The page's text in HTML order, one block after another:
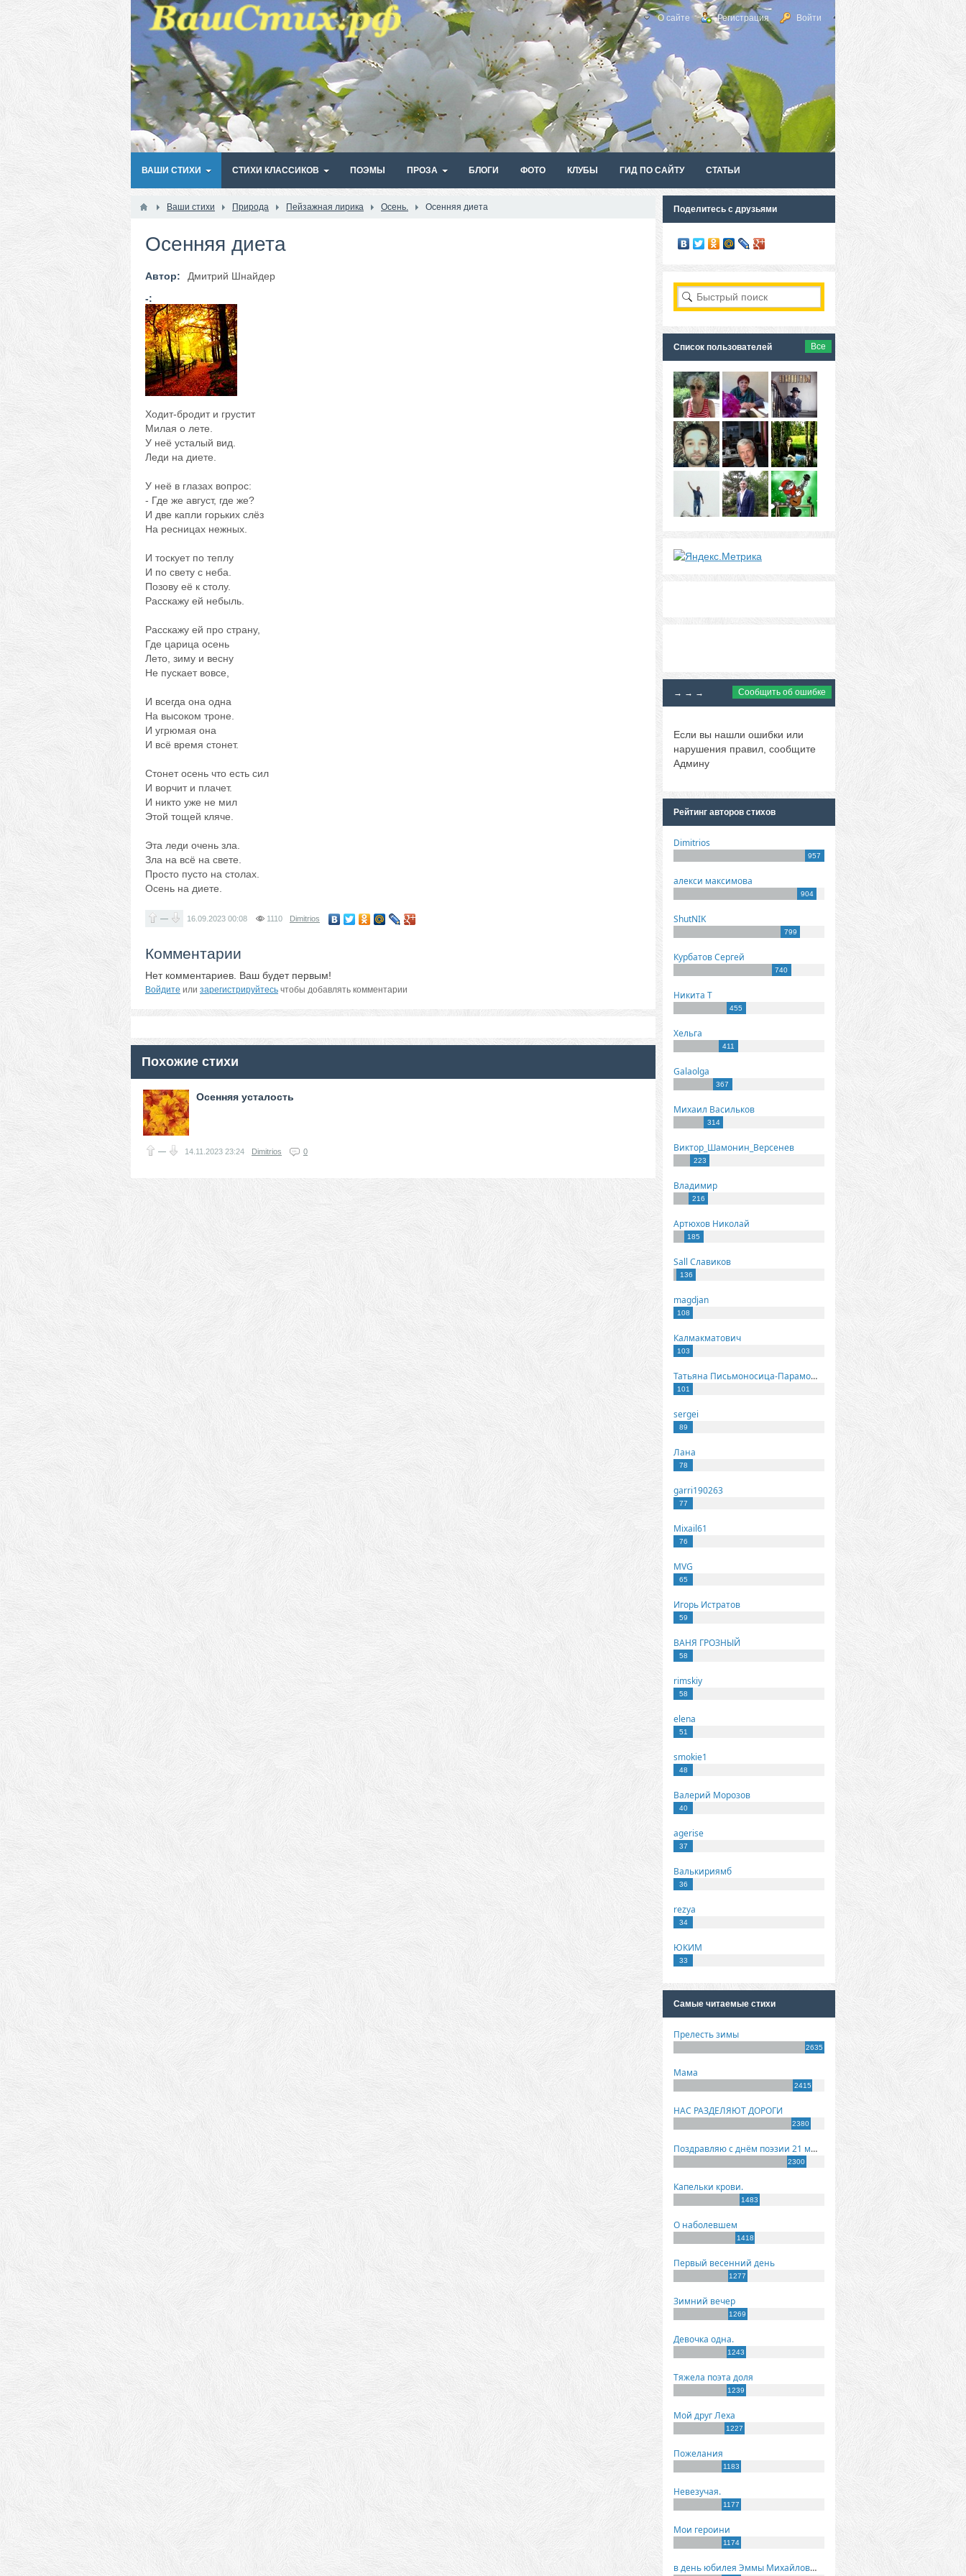
О сайте Регистрация Войти
ВАШИ СТИХИ СТИХИ КЛАССИКОВ ПОЭМЫ ПРОЗА БЛОГИ ФОТО КЛУБЫ ГИД ПО САЙТУ СТАТЬИ
Ваши стихи Природа Пейзажная лирика Осень. Осенняя диета
Осенняя диета
Автор:
Дмитрий Шнайдер
-:
Ходит-бродит и грустит
Милая о лете.
У неё усталый вид.
Леди на диете.
У неё в глазах вопрос:
- Где же август, где же?
И две капли горьких слёз
На ресницах нежных.
И тоскует по теплу
И по свету с неба.
Позову её к столу.
Расскажу ей небыль.
Расскажу ей про страну,
Где царица осень
Лето, зиму и весну
Не пускает вовсе,
И всегда она одна
На высоком троне.
И угрюмая она
И всё время стонет.
Стонет осень что есть сил
И ворчит и плачет.
И никто уже не мил
Этой тощей кляче.
Эта леди очень зла.
Зла на всё на свете.
Просто пусто на столах.
Осень на диете.
— 16.09.2023 00:08 1110 Dimitrios
Комментарии
Нет комментариев. Ваш будет первым!
Войдите или зарегистрируйтесь чтобы добавлять комментарии
Похожие стихи
Осенняя усталость
— 14.11.2023 23:24 Dimitrios 0
Поделитесь с друзьями
Список пользователей Все
→ → → Сообщить об ошибке
Если вы нашли ошибки или
нарушения правил, сообщите
Админу
Рейтинг авторов стихов
Dimitrios
957
алекси максимова
904
ShutNIK
799
Курбатов Сергей
740
Никита Т
455
Хельга
411
Galaolga
367
Михаил Васильков
314
Виктор_Шамонин_Версенев
223
Владимир
216
Артюхов Николай
185
Sall Славиков
136
magdjan
108
Калмакматович
103
Татьяна Письмоносица-Парамонова
101
sergei
89
Лана
78
garri190263
77
Mixail61
76
MVG
65
Игорь Истратов
59
ВАНЯ ГРОЗНЫЙ
58
rimskiy
58
elena
51
smokie1
48
Валерий Морозов
40
agerise
37
Валькириямб
36
rezya
34
ЮКИМ
33
Самые читаемые стихи
Прелесть зимы
2635
Мама
2415
НАС РАЗДЕЛЯЮТ ДОРОГИ
2380
Поздравляю с днём поэзии 21 марта!
2300
Капельки крови.
1483
О наболевшем
1418
Первый весенний день
1277
Зимний вечер
1269
Девочка одна.
1243
Тяжела поэта доля
1239
Мой друг Леха
1227
Пожелания
1183
Невезучая.
1177
Мои героини
1174
в день юбилея Эммы Михайловны Киселевой